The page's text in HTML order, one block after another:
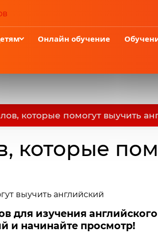
Онлайн обучение
которые помогут выучить
которые
для изучения
и начинайте просмотр!